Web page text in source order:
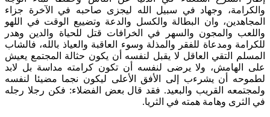
وجهاد في سبيل الله ليجزى صاحبه في الآخرة جزاء
وان البطالة والكسل والدعة وتضييع الوقت في اللهو
والمجون والسهر في الخرافات قتل للحياة والدين وهدر
ومدعاة للفقر والمذلة وسوء العاقبة والعياذ بالله، فالشاب
التقي العاقل لا يقبل لنفسه أن يكون حثالة المجتمع يعيش
ولا يرضى لنفسه أن تكون كرامته مداسة بل لابد
أن يشرءب إلى الأفق الأعلى ليكون نجما مضيئا لنفسه
القريب والبعيد. فقد قال بعض الفضلاء: فكن رجلا رجله
وهامة همته في الثريا.